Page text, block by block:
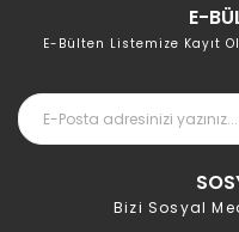
E-
E-Bülten Listemize Kayıt
Bizi Sosyal